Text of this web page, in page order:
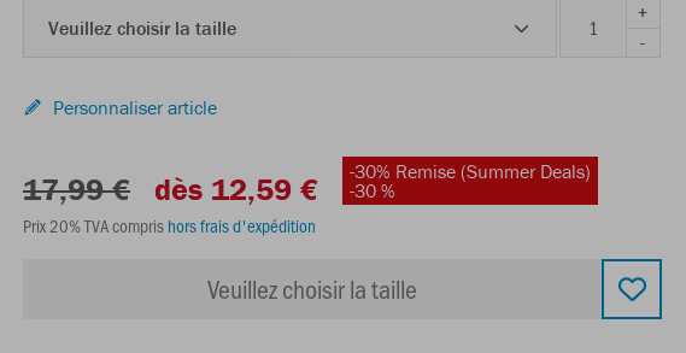
Veuillez choisir la taille
+
-
Personnaliser article
17,99 € dès 12,59 €
-30% Remise (Summer Deals)
-30 %
Prix 20% TVA compris hors frais d'expédition
Veuillez choisir la taille